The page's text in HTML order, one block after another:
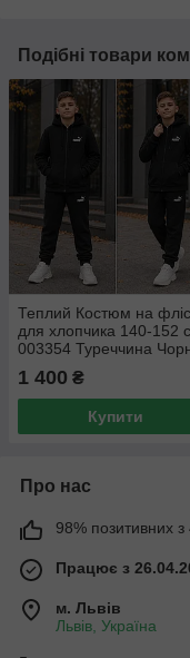
Подібні товари
Теплий Костюм на
для хлопчика 140-152
003354 Туреччина
1 400 ₴
Купити
Про нас
98% позитивних з
Працює з
м. Львів
Львів, Україна